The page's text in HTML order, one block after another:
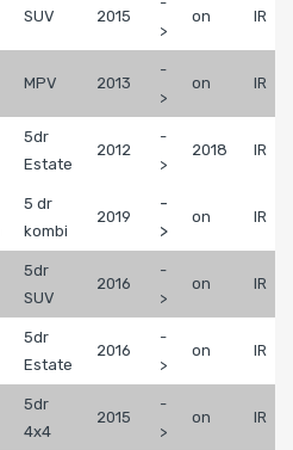
SUV 2015
>
on IR
MPV 2013
-
>
on IR
5dr
Estate
2012
-
>
2018 IR
5 dr
kombi
2019
-
>
on IR
5dr
SUV
2016
-
>
on IR
5dr
Estate
2016
-
>
on IR
5dr
4x4
2015
-
>
on IR